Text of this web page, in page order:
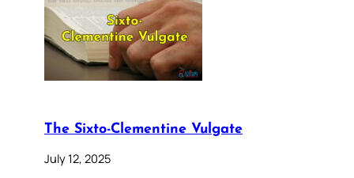
The Sixto-Clementine Vulgate
July 12, 2025